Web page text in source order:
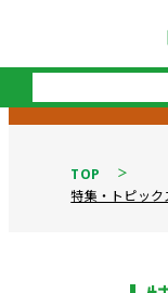
TOP
特集・トピック